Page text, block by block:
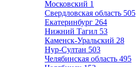
Московский 1
Свердловская область 505
Екатеринбург 264
Нижний Тагил 53
Каменск-Уральский 28
Нур-Султан 503
Челябинская область 495